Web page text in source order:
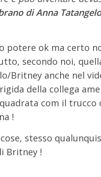
di Anna
potere ok ma certo
secondo noi,
Britney anche nel
della collega
com il trucco
!
stesso
Britney !